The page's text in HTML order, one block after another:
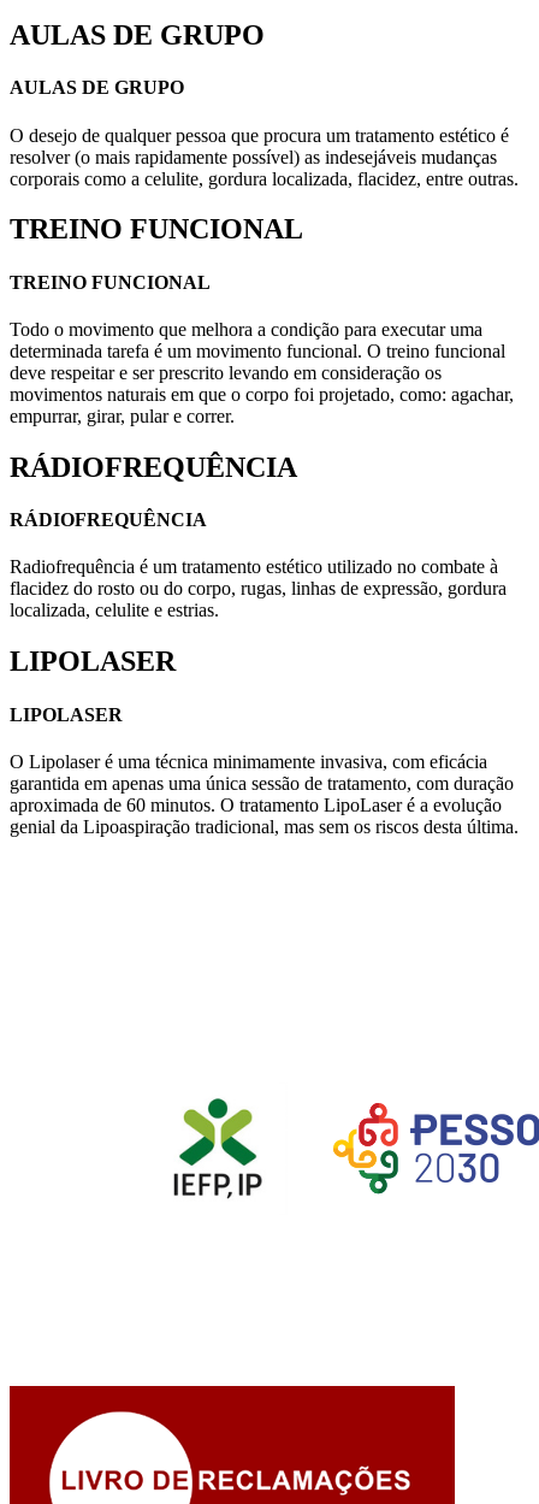
AULAS DE GRUPO
AULAS DE GRUPO
O desejo de qualquer pessoa que procura um tratamento estético é
resolver (o mais rapidamente possível) as indesejáveis mudanças
corporais como a celulite, gordura localizada, flacidez, entre outras.
TREINO FUNCIONAL
TREINO FUNCIONAL
Todo o movimento que melhora a condição para executar uma
determinada tarefa é um movimento funcional. O treino funcional
deve respeitar e ser prescrito levando em consideração os
movimentos naturais em que o corpo foi projetado, como: agachar,
empurrar, girar, pular e correr.
RÁDIOFREQUÊNCIA
RÁDIOFREQUÊNCIA
Radiofrequência é um tratamento estético utilizado no combate à
flacidez do rosto ou do corpo, rugas, linhas de expressão, gordura
localizada, celulite e estrias.
LIPOLASER
LIPOLASER
O Lipolaser é uma técnica minimamente invasiva, com eficácia
garantida em apenas uma única sessão de tratamento, com duração
aproximada de 60 minutos. O tratamento LipoLaser é a evolução
genial da Lipoaspiração tradicional, mas sem os riscos desta última.